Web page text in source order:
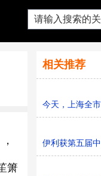
箫
相关推荐
今天，上海全
伊利获第五届